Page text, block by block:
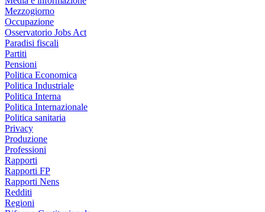
Mezzogiorno
Occupazione
Osservatorio Jobs Act
Paradisi fiscali
Partiti
Pensioni
Politica Economica
Politica Industriale
Politica Interna
Politica Internazionale
Politica sanitaria
Privacy
Produzione
Professioni
Rapporti
Rapporti FP
Rapporti Nens
Redditi
Regioni